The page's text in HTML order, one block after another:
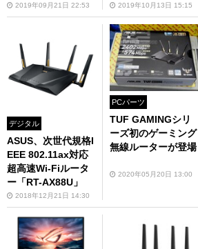
2019年09月21日 22:53 2019年10月13日 15:15
デジタル
ASUS、次世代規格I
EEE 802.11ax対応
超高速Wi-Fiルータ
ー「RT-AX88U」
2018年12月21日 14:30
PCパーツ
TUF GAMINGシリ
ーズ初のゲーミング
無線ルーターが登場
2020年05月20日 13:00